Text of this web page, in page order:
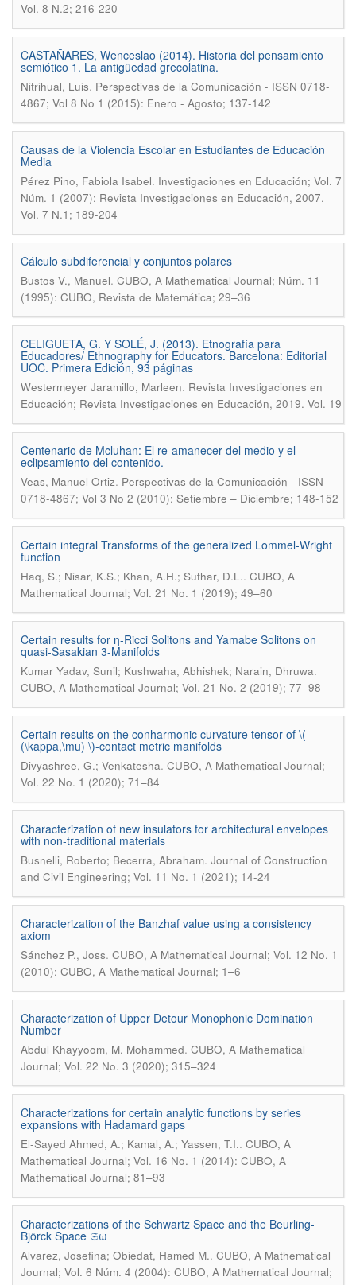
Vol. 8 N.2; 216-220
CASTAÑARES, Wenceslao (2014). Historia del pensamiento
semiótico 1. La antigüedad grecolatina.
Nitrihual, Luis. Perspectivas de la Comunicación - ISSN 0718-
4867; Vol 8 No 1 (2015): Enero - Agosto; 137-142
Causas de la Violencia Escolar en Estudiantes de Educación
Media
Pérez Pino, Fabiola Isabel. Investigaciones en Educación; Vol. 7
Núm. 1 (2007): Revista Investigaciones en Educación, 2007.
Vol. 7 N.1; 189-204
Cálculo subdiferencial y conjuntos polares
Bustos V., Manuel. CUBO, A Mathematical Journal; Núm. 11
(1995): CUBO, Revista de Matemática; 29–36
CELIGUETA, G. Y SOLÉ, J. (2013). Etnografía para
Educadores/ Ethnography for Educators. Barcelona: Editorial
UOC. Primera Edición, 93 páginas
Westermeyer Jaramillo, Marleen. Revista Investigaciones en
Educación; Revista Investigaciones en Educación, 2019. Vol. 19
Centenario de Mcluhan: El re-amanecer del medio y el
eclipsamiento del contenido.
Veas, Manuel Ortiz. Perspectivas de la Comunicación - ISSN
0718-4867; Vol 3 No 2 (2010): Setiembre – Diciembre; 148-152
Certain integral Transforms of the generalized Lommel-Wright
function
Haq, S.; Nisar, K.S.; Khan, A.H.; Suthar, D.L.. CUBO, A
Mathematical Journal; Vol. 21 No. 1 (2019); 49–60
Certain results for η-Ricci Solitons and Yamabe Solitons on
quasi-Sasakian 3-Manifolds
Kumar Yadav, Sunil; Kushwaha, Abhishek; Narain, Dhruwa.
CUBO, A Mathematical Journal; Vol. 21 No. 2 (2019); 77–98
Certain results on the conharmonic curvature tensor of \(
(\kappa,\mu) \)-contact metric manifolds
Divyashree, G.; Venkatesha. CUBO, A Mathematical Journal;
Vol. 22 No. 1 (2020); 71–84
Characterization of new insulators for architectural envelopes
with non-traditional materials
Busnelli, Roberto; Becerra, Abraham. Journal of Construction
and Civil Engineering; Vol. 11 No. 1 (2021); 14-24
Characterization of the Banzhaf value using a consistency
axiom
Sánchez P., Joss. CUBO, A Mathematical Journal; Vol. 12 No. 1
(2010): CUBO, A Mathematical Journal; 1–6
Characterization of Upper Detour Monophonic Domination
Number
Abdul Khayyoom, M. Mohammed. CUBO, A Mathematical
Journal; Vol. 22 No. 3 (2020); 315–324
Characterizations for certain analytic functions by series
expansions with Hadamard gaps
El-Sayed Ahmed, A.; Kamal, A.; Yassen, T.I.. CUBO, A
Mathematical Journal; Vol. 16 No. 1 (2014): CUBO, A
Mathematical Journal; 81–93
Characterizations of the Schwartz Space and the Beurling-
Björck Space 𝔖ω
Alvarez, Josefina; Obiedat, Hamed M.. CUBO, A Mathematical
Journal; Vol. 6 Núm. 4 (2004): CUBO, A Mathematical Journal;